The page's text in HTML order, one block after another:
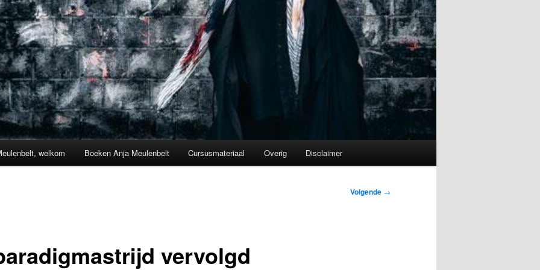
welkom Boeken Anja Meulenbelt Cursusmateriaal Overig Disclaimer
Volgende →
vervolgd